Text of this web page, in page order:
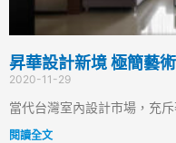
昇華設計新境 極簡藝
2020-11-29
當代台灣室內設計市場，充
閱讀全文